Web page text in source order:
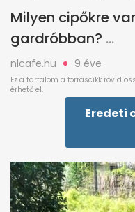
Milyen cipőkre
gardróbban?
nlcafe.hu 9 éve
Eredeti